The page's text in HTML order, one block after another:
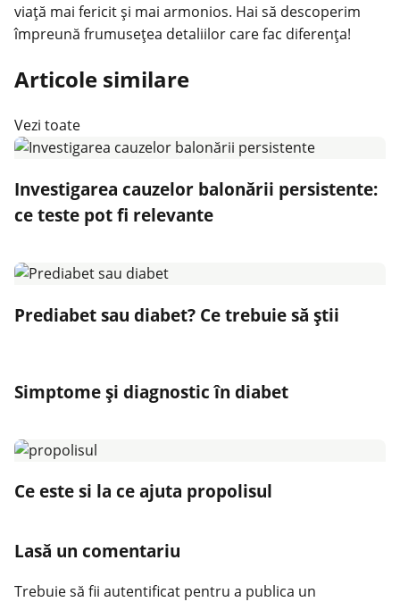
viață mai fericit și mai armonios. Hai să descoperim
împreună frumusețea detaliilor care fac diferența!
Articole similare
Vezi toate
Investigarea cauzelor balonării persistente:
ce teste pot fi relevante
Prediabet sau diabet? Ce trebuie să știi
Simptome și diagnostic în diabet
Ce este si la ce ajuta propolisul
Lasă un comentariu
Trebuie să fii autentificat pentru a publica un